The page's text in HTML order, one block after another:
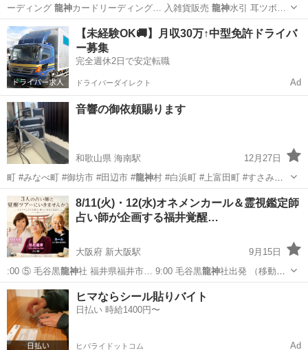
ーディング 龍神カードリーディング… 入雑貨販売 龍神 水引 耳ツボ…
沖縄 豊見城市 てだこ浦西駅 地域/お祭り
【未経験OK🚚】月収30万↑中型免許ドライバ
ー募集
完全週休2日で安定転職
ドライバーダイレクト Ad
音響の御依頼賜ります
和歌山県 海南駅
12月27日
町 #みなべ町 #御坊市 #田辺市 #龍神村 #白浜町 #上富田町 #すさみ町
…和歌山 海南市 海南駅 地域/お祭り
8/11(火)・12(水)オネメンカール＆霊視鑑定師
占い師が企画する福井覚醒…
大阪府 新大阪駅
9月15日
:00 ⑤ 毛谷黒龍神 社 福井県福井市… 9:00 毛谷黒龍神社出発 （移動：
…大阪 大阪市 新大阪駅 その他 占い師
ヒマならシール貼りバイト
日払い 時給1400円〜
ヒバライドットコム Ad